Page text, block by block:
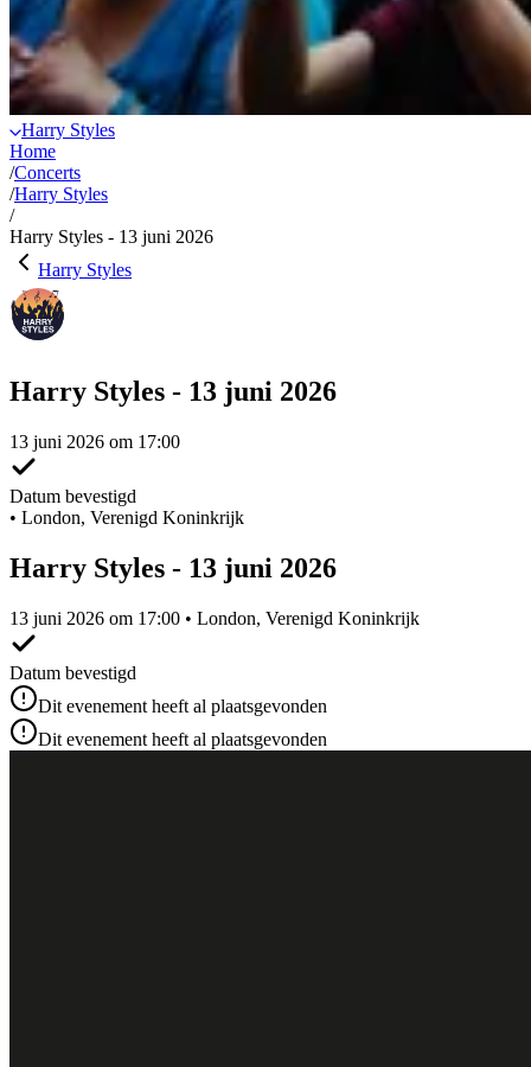
Harry Styles
Home
/Concerts
/Harry Styles
/
Harry Styles - 13 juni 2026
Harry Styles
Harry Styles - 13 juni 2026
13 juni 2026 om 17:00
Datum bevestigd
• London, Verenigd Koninkrijk
Harry Styles - 13 juni 2026
13 juni 2026 om 17:00 • London, Verenigd Koninkrijk
Datum bevestigd
Dit evenement heeft al plaatsgevonden
Dit evenement heeft al plaatsgevonden